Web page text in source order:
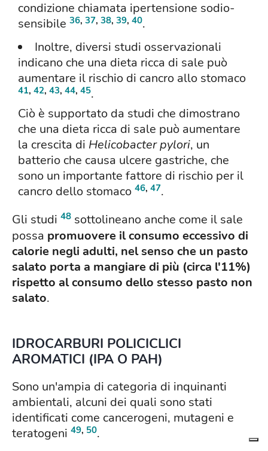
condizione chiamata ipertensione sodio-
sensibile 36, 37, 38, 39, 40.
Inoltre, diversi studi osservazionali
indicano che una dieta ricca di sale può
aumentare il rischio di cancro allo stomaco
41, 42, 43, 44, 45.
Ciò è supportato da studi che dimostrano
che una dieta ricca di sale può aumentare
la crescita di Helicobacter pylori, un
batterio che causa ulcere gastriche, che
sono un importante fattore di rischio per il
cancro dello stomaco 46, 47.
Gli studi 48 sottolineano anche come il sale
possa promuovere il consumo eccessivo di
calorie negli adulti, nel senso che un pasto
salato porta a mangiare di più (circa l'11%)
rispetto al consumo dello stesso pasto non
salato.
IDROCARBURI POLICICLICI
AROMATICI (IPA O PAH)
Sono un'ampia di categoria di inquinanti
ambientali, alcuni dei quali sono stati
identificati come cancerogeni, mutageni e
teratogeni 49, 50.